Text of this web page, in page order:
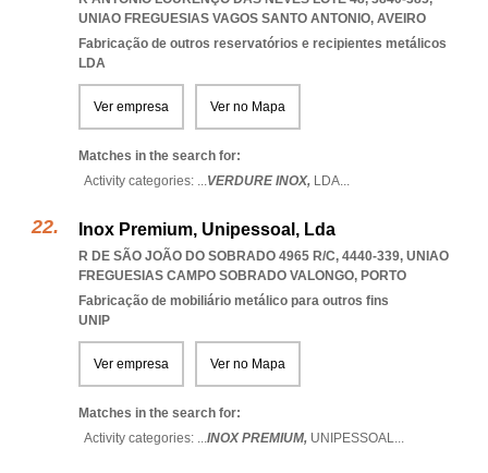
UNIAO FREGUESIAS VAGOS SANTO ANTONIO, AVEIRO
Fabricação de outros reservatórios e recipientes metálicos
LDA
Ver empresa Ver no Mapa
Matches in the search for:
Activity categories: ...VERDURE INOX, LDA...
Inox Premium, Unipessoal, Lda
R DE SÃO JOÃO DO SOBRADO 4965 R/C, 4440-339, UNIAO
FREGUESIAS CAMPO SOBRADO VALONGO, PORTO
Fabricação de mobiliário metálico para outros fins
UNIP
Ver empresa Ver no Mapa
Matches in the search for:
Activity categories: ...INOX PREMIUM, UNIPESSOAL...